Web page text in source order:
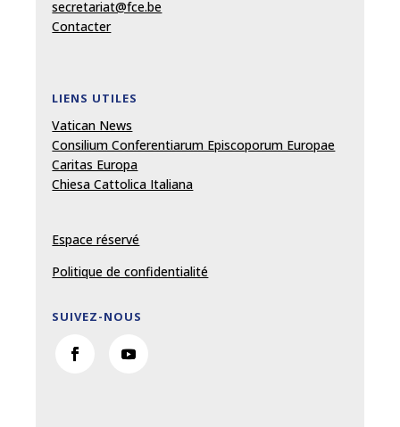
secretariat@fce.be
Contacter
LIENS UTILES
Vatican News
Consilium Conferentiarum Episcoporum Europae
Caritas Europa
Chiesa Cattolica Italiana
Espace réservé
Politique de confidentialité
SUIVEZ-NOUS